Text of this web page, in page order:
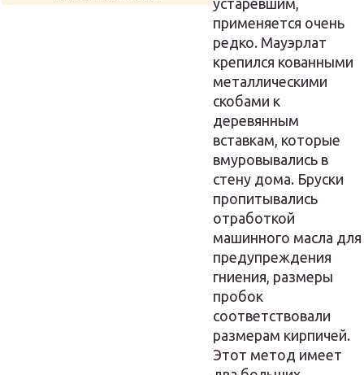
применяется очень
редко. Мауэрлат
крепился кованными
металлическими
скобами к
деревянным
вставкам, которые
вмуровывались в
стену дома. Бруски
пропитывались
отработкой
машинного масла для
предупреждения
гниения, размеры
пробок
соответствовали
размерам кирпичей.
Этот метод имеет